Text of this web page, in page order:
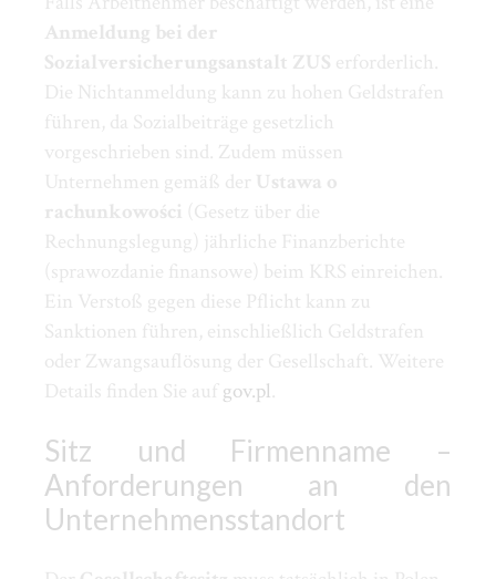
Anmeldung bei der
Sozialversicherungsanstalt ZUS erforderlich.
Die Nichtanmeldung kann zu hohen Geldstrafen
führen, da Sozialbeiträge gesetzlich
vorgeschrieben sind. Zudem müssen
Unternehmen gemäß der Ustawa o
rachunkowości (Gesetz über die
Rechnungslegung) jährliche Finanzberichte
(sprawozdanie finansowe) beim KRS einreichen.
Ein Verstoß gegen diese Pflicht kann zu
Sanktionen führen, einschließlich Geldstrafen
oder Zwangsauflösung der Gesellschaft. Weitere
Details finden Sie auf gov.pl.
Sitz und Firmenname –
Anforderungen an den
Unternehmensstandort